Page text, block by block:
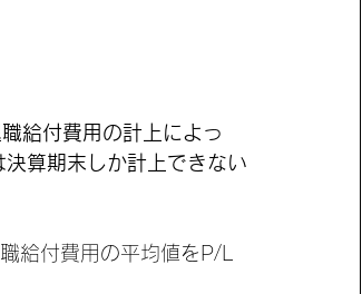
給付費用の計上によっ
算期末しか計上できない
給付費用の平均値をP/L